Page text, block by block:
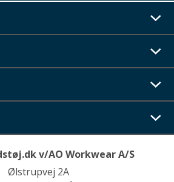
v/AO Workwear A/S
Ølstrupvej 2A